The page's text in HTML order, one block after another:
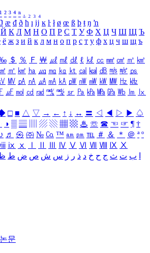
¹ ² ³ ⁴ ⁿ ₁ ₂ ₃ ₄
æ đ ð ħ ı ĳ ĸ ŀ ł ø œ ß þ ŧ ŋ ŉ
Й К Л М Н О П Р С Т У Ф Х Ц Ч Ш Щ Ъ
ё ж з и й к л м н о п р с т у ф х ц ч ш щ ъ
＄ ％ Ｆ ￦ ㎕ ㎖ ㎗ ℓ ㎘ ㏄ ㎣ ㎤ ㎥ ㎦
㎡ ㎢ ㏊ ㎍ ㎎ ㎏ ㏏ ㎈ ㎉ ㏈ ㎧ ㎨ ㎰
㎹ ㎀ ㎁ ㎂ ㎃ ㎄ ㎺ ㎻ ㎽ ㎾ ㎿ ㎐ ㎑
㎌ ㏖ ㏅ ㎭ ㎮ ㎯ ㏛ ㎩ ㎪ ㎫ ㎬ ㏝ ㏐
㏓
□ ■ △ ▽ → ← ↑ ↓ ↔ 〓 ◁ ◀ ▷ ▶ ♤
◑ ▒ ▤ ▨ ▧ ▦ ▩ ♨ ☏ ☎ ☜ ☞ ¶ †
♪ ♬ ㉿ ㈜ № ㏇ ™ ㏂ ㏘ ℡ ＃ ＆ ＊ ＠ ª º
ⅸ ⅹ Ⅳ Ⅴ Ⅵ Ⅶ Ⅷ Ⅸ Ⅹ
ب ت ث ج ح خ د ذ ر ز س ش ص ض ط
문